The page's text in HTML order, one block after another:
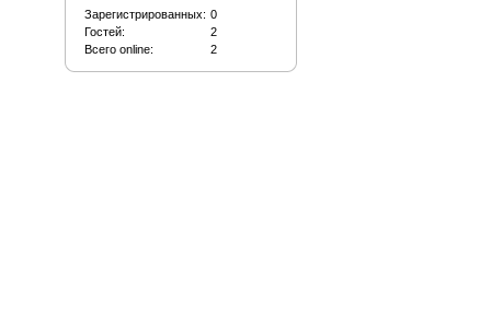
Зарегистрированных: 0
Гостей:
2
Всего online:
2